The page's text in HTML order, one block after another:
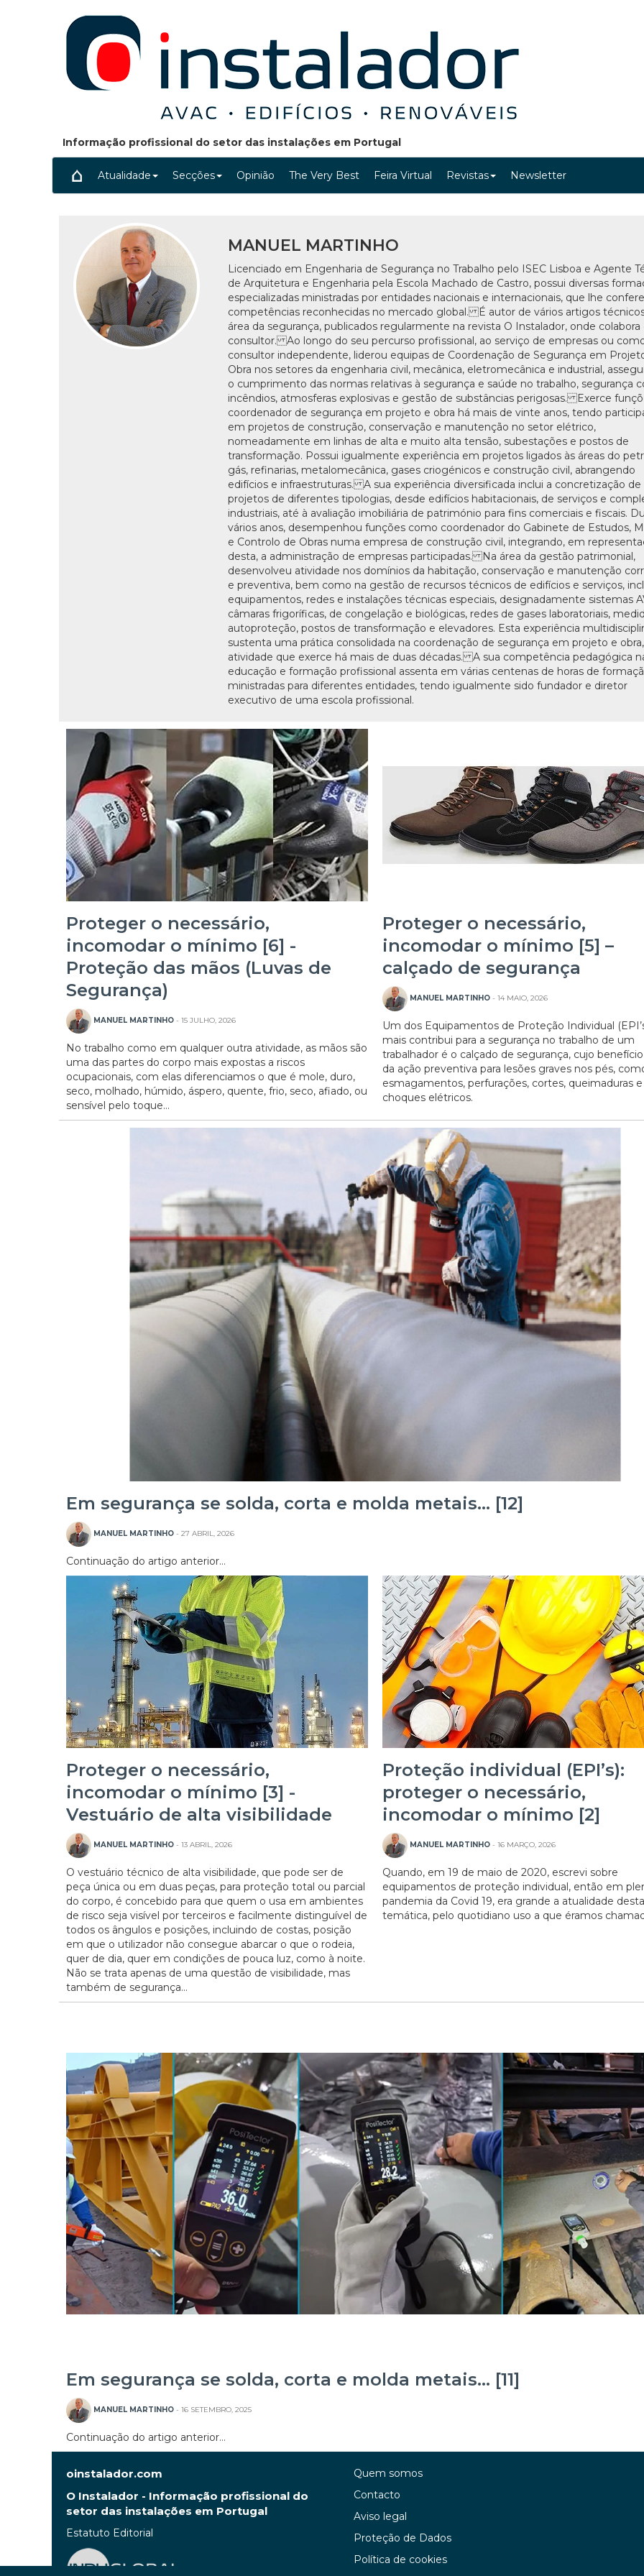
Informação profissional do setor das instalações em Portugal
Atualidade Secções Opinião The Very Best Feira Virtual Revistas Newsletter
MANUEL MARTINHO
Licenciado em Engenharia de Segurança no Trabalho pelo ISEC Lisboa e Agente
de Arquitetura e Engenharia pela Escola Machado de Castro, possui diversas
especializadas ministradas por entidades nacionais e internacionais, que lhe
competências reconhecidas no mercado global. É autor de vários artigos
área da segurança, publicados regularmente na revista O Instalador, onde
consultor. Ao longo do seu percurso profissional, ao serviço de empresas ou
consultor independente, liderou equipas de Coordenação de Segurança em
Obra nos setores da engenharia civil, mecânica, eletromecânica e industrial,
o cumprimento das normas relativas à segurança e saúde no trabalho, segurança
incêndios, atmosferas explosivas e gestão de substâncias perigosas. Exerce
coordenador de segurança em projeto e obra há mais de vinte anos, tendo
em projetos de construção, conservação e manutenção no setor elétrico,
nomeadamente em linhas de alta e muito alta tensão, subestações e postos de
transformação. Possui igualmente experiência em projetos ligados às áreas do
gás, refinarias, metalomecânica, gases criogénicos e construção civil, abrangendo
edifícios e infraestruturas. A sua experiência diversificada inclui a concretização de
projetos de diferentes tipologias, desde edifícios habitacionais, de serviços e
industriais, até à avaliação imobiliária de património para fins comerciais e fiscais.
vários anos, desempenhou funções como coordenador do Gabinete de Estudos,
e Controlo de Obras numa empresa de construção civil, integrando, em
desta, a administração de empresas participadas. Na área da gestão patrimonial,
desenvolveu atividade nos domínios da habitação, conservação e manutenção
e preventiva, bem como na gestão de recursos técnicos de edifícios e serviços,
equipamentos, redes e instalações técnicas especiais, designadamente sistemas
câmaras frigoríficas, de congelação e biológicas, redes de gases laboratoriais,
autoproteção, postos de transformação e elevadores. Esta experiência
sustenta uma prática consolidada na coordenação de segurança em projeto e obra,
atividade que exerce há mais de duas décadas. A sua competência pedagógica
educação e formação profissional assenta em várias centenas de horas de
ministradas para diferentes entidades, tendo igualmente sido fundador e diretor
executivo de uma escola profissional.
Proteger o necessário,
incomodar o mínimo [6] -
Proteção das mãos (Luvas de
Segurança)
MANUEL MARTINHO - 15 JULHO, 2026
No trabalho como em qualquer outra atividade, as mãos são
uma das partes do corpo mais expostas a riscos
ocupacionais, com elas diferenciamos o que é mole, duro,
seco, molhado, húmido, áspero, quente, frio, seco, afiado, ou
sensível pelo toque...
Proteger o necessário,
incomodar o mínimo [5] –
calçado de segurança
MANUEL MARTINHO - 14 MAIO, 2026
Um dos Equipamentos de Proteção Individual
mais contribui para a segurança no trabalho de um
trabalhador é o calçado de segurança, cujo
da ação preventiva para lesões graves nos pés,
esmagamentos, perfurações, cortes, queimaduras e
choques elétricos.
Em segurança se solda, corta e molda metais… [12]
MANUEL MARTINHO - 27 ABRIL, 2026
Continuação do artigo anterior…
Proteger o necessário,
incomodar o mínimo [3] -
Vestuário de alta visibilidade
MANUEL MARTINHO - 13 ABRIL, 2026
O vestuário técnico de alta visibilidade, que pode ser de
peça única ou em duas peças, para proteção total ou parcial
do corpo, é concebido para que quem o usa em ambientes
de risco seja visível por terceiros e facilmente distinguível de
todos os ângulos e posições, incluindo de costas, posição
em que o utilizador não consegue abarcar o que o rodeia,
quer de dia, quer em condições de pouca luz, como à noite.
Não se trata apenas de uma questão de visibilidade, mas
também de segurança...
Proteção individual (EPI’s):
proteger o necessário,
incomodar o mínimo [2]
MANUEL MARTINHO - 16 MARÇO, 2026
Quando, em 19 de maio de 2020, escrevi sobre
equipamentos de proteção individual, então em
pandemia da Covid 19, era grande a atualidade desta
temática, pelo quotidiano uso a que éramos
Em segurança se solda, corta e molda metais… [11]
MANUEL MARTINHO - 16 SETEMBRO, 2025
Continuação do artigo anterior…
27/07/2026
oinstalador.com
O Instalador - Informação profissional do
setor das instalações em Portugal
Estatuto Editorial
Quem somos
Contacto
Aviso legal
Proteção de Dados
Política de cookies